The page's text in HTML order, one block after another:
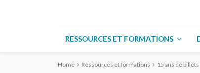
RESSOURCES ET FORMATIONS
Home Ressources et formations 15 ans de billets